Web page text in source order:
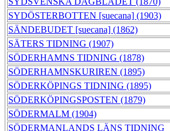
SYDÖSTERBOTTEN [suecana] (1903)
SÄNDEBUDET [suecana] (1862)
SÄTERS TIDNING (1907)
SÖDERHAMNS TIDNING (1878)
SÖDERHAMNSKURIREN (1895)
SÖDERKÖPINGS TIDNING (1895)
SÖDERKÖPINGSPOSTEN (1879)
SÖDERMALM (1904)
SÖDERMANLANDS LÄNS TIDNING